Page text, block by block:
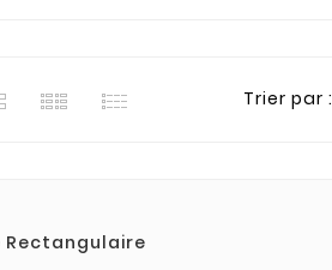
Trier par :
Rectangulaire